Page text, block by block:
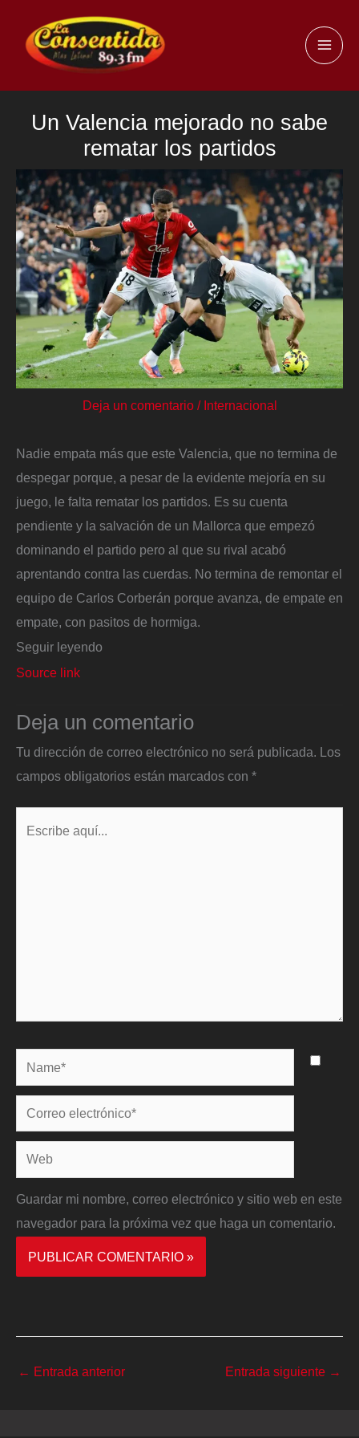
contenido
Un Valencia mejorado no sabe
rematar los partidos
Deja un comentario / Internacional
Nadie empata más que este Valencia, que no termina de
despegar porque, a pesar de la evidente mejoría en su
juego, le falta rematar los partidos. Es su cuenta
pendiente y la salvación de un Mallorca que empezó
dominando el partido pero al que su rival acabó
aprentando contra las cuerdas. No termina de remontar el
equipo de Carlos Corberán porque avanza, de empate en
empate, con pasitos de hormiga.
Seguir leyendo
Source link
Deja un comentario
Tu dirección de correo electrónico no será publicada. Los
campos obligatorios están marcados con *
Name*
Correo
electrónico*
Web
Guardar mi nombre, correo electrónico y sitio web en este
navegador para la próxima vez que haga un comentario.
← Entrada anterior Entrada siguiente →